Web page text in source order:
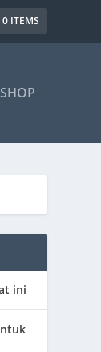
0 ITEMS
SHOP
ini